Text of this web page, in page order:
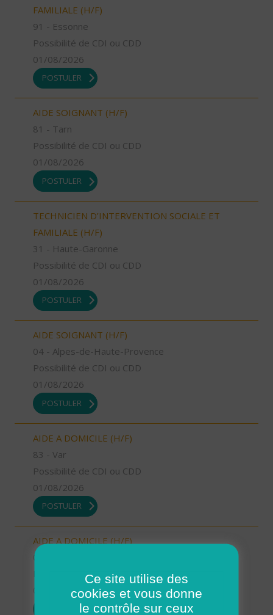
FAMILIALE (H/F)
91 - Essonne
Possibilité de CDI ou CDD
01/08/2026
POSTULER
AIDE SOIGNANT (H/F)
81 - Tarn
Possibilité de CDI ou CDD
01/08/2026
POSTULER
TECHNICIEN D’INTERVENTION SOCIALE ET
FAMILIALE (H/F)
31 - Haute-Garonne
Possibilité de CDI ou CDD
01/08/2026
POSTULER
AIDE SOIGNANT (H/F)
04 - Alpes-de-Haute-Provence
Possibilité de CDI ou CDD
01/08/2026
POSTULER
AIDE A DOMICILE (H/F)
83 - Var
Possibilité de CDI ou CDD
01/08/2026
POSTULER
AIDE A DOMICILE (H/F)
04 - Alpes-de-Haute-Provence
Possibilité de CDI ou CDD
01/08/2026
Ce site utilise des
cookies et vous donne
le contrôle sur ceux